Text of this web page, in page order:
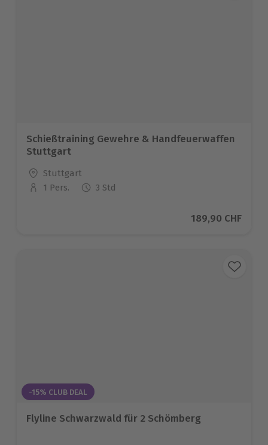
Schießtraining Gewehre & Handfeuerwaffen
Stuttgart
Standort
Stuttgart
Anzahl der Teilnehmer
1 Pers. 3 Std
Aktueller Preis
189,90 CHF
-15% CLUB DEAL
Flyline Schwarzwald für 2 Schömberg